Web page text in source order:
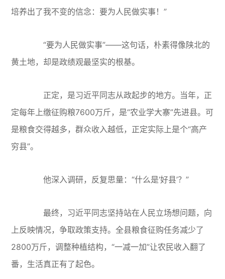
培养出了我不变的信念：要为人民做实事！”
“要为人民做实事”——这句话，朴素得像陕北的
黄土地，却是政绩观最坚实的根基。
正定，是习近平同志从政起步的地方。当年，正
定每年上缴征购粮7600万斤，是“农业学大寨”先进县。可
是粮食交得越多，群众收入越低，正定实际上是个“高产
穷县”。
他深入调研，反复思量：“什么是‘好县’？”
最终，习近平同志坚持站在人民立场想问题，向
上反映情况，争取政策支持。全县粮食征购任务减少了
2800万斤，调整种植结构，“一减一加”让农民收入翻了
番，生活真正有了起色。